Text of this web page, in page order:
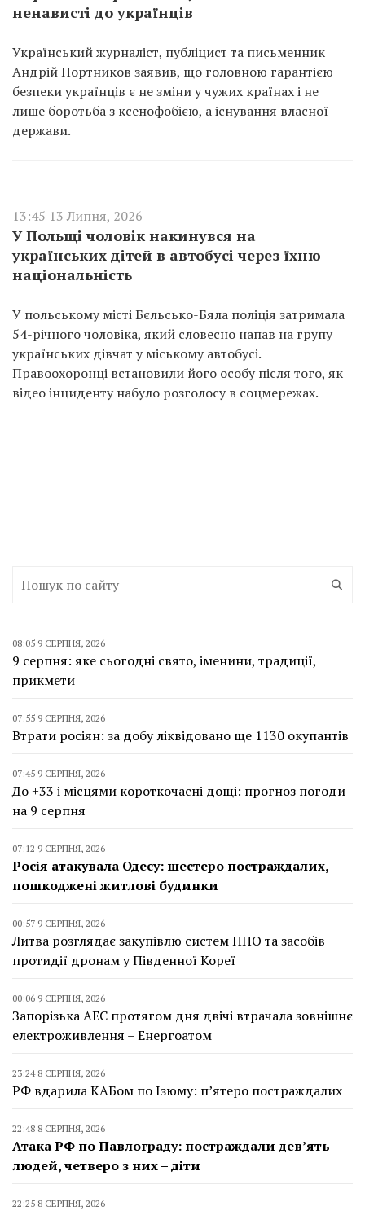
ненависті до українців
Український журналіст, публіцист та письменник
Андрій Портников заявив, що головною гарантією
безпеки українців є не зміни у чужих країнах і не
лише боротьба з ксенофобією, а існування власної
держави.
13:45 13 Липня, 2026
У Польщі чоловік накинувся на
українських дітей в автобусі через їхню
національність
У польському місті Бєльсько-Бяла поліція затримала
54-річного чоловіка, який словесно напав на групу
українських дівчат у міському автобусі.
Правоохоронці встановили його особу після того, як
відео інциденту набуло розголосу в соцмережах.
08:05 9 СЕРПНЯ, 2026
9 серпня: яке сьогодні свято, іменини, традиції,
прикмети
07:55 9 СЕРПНЯ, 2026
Втрати росіян: за добу ліквідовано ще 1130 окупантів
07:45 9 СЕРПНЯ, 2026
До +33 і місцями короткочасні дощі: прогноз погоди
на 9 серпня
07:12 9 СЕРПНЯ, 2026
Росія атакувала Одесу: шестеро постраждалих,
пошкоджені житлові будинки
00:57 9 СЕРПНЯ, 2026
Литва розглядає закупівлю систем ППО та засобів
протидії дронам у Південної Кореї
00:06 9 СЕРПНЯ, 2026
Запорізька АЕС протягом дня двічі втрачала зовнішнє
електроживлення – Енергоатом
23:24 8 СЕРПНЯ, 2026
РФ вдарила КАБом по Ізюму: п’ятеро постраждалих
22:48 8 СЕРПНЯ, 2026
Атака РФ по Павлограду: постраждали дев’ять
людей, четверо з них – діти
22:25 8 СЕРПНЯ, 2026